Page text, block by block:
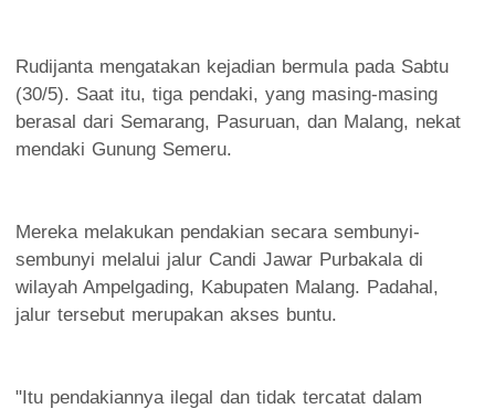
Rudijanta mengatakan kejadian bermula pada Sabtu
(30/5). Saat itu, tiga pendaki, yang masing-masing
berasal dari Semarang, Pasuruan, dan Malang, nekat
mendaki Gunung Semeru.
Mereka melakukan pendakian secara sembunyi-
sembunyi melalui jalur Candi Jawar Purbakala di
wilayah Ampelgading, Kabupaten Malang. Padahal,
jalur tersebut merupakan akses buntu.
"Itu pendakiannya ilegal dan tidak tercatat dalam